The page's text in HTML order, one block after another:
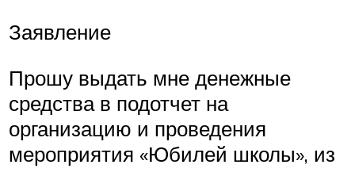
Заявление
Прошу выдать мне денежные
средства в подотчет на
организацию и проведения
мероприятия «Юбилей школы», из